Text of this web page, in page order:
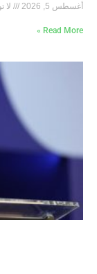
أغسطس 5, 2026 لا
Read More »